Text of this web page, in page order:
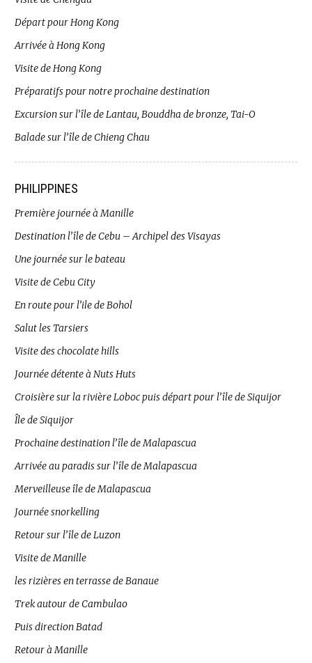
Départ pour Hong Kong
Arrivée à Hong Kong
Visite de Hong Kong
Préparatifs pour notre prochaine destination
Excursion sur l’île de Lantau, Bouddha de bronze, Tai-O
Balade sur l’île de Chieng Chau
PHILIPPINES
Première journée à Manille
Destination l’île de Cebu – Archipel des Visayas
Une journée sur le bateau
Visite de Cebu City
En route pour l’ile de Bohol
Salut les Tarsiers
Visite des chocolate hills
Journée détente à Nuts Huts
Croisière sur la rivière Loboc puis départ pour l’île de Siquijor
Île de Siquijor
Prochaine destination l’île de Malapascua
Arrivée au paradis sur l’île de Malapascua
Merveilleuse île de Malapascua
Journée snorkelling
Retour sur l’île de Luzon
Visite de Manille
les rizières en terrasse de Banaue
Trek autour de Cambulao
Puis direction Batad
Retour à Manille